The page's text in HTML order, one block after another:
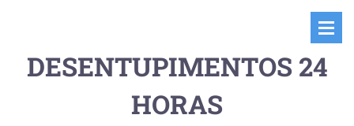
DESENTUPIMENTOS 24
HORAS